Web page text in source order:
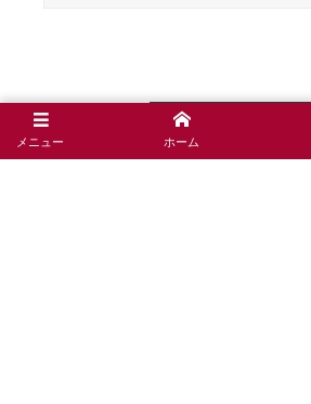
Show Older Posts
メニュー ホーム